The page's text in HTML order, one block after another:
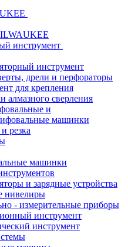
инструмент
инструмент
дрели и перфораторы
для крепления
алмазного сверления
и
машинки
резка
машинки
и зарядные устройства
нивелиры
- измерительные приборы
инструмент
инструмент